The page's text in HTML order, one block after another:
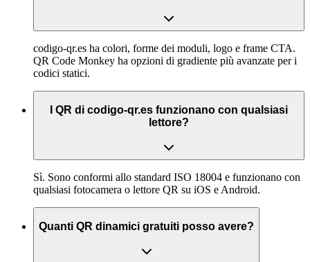
codigo-qr.es ha colori, forme dei moduli, logo e frame CTA.
QR Code Monkey ha opzioni di gradiente più avanzate per i
codici statici.
I QR di codigo-qr.es funzionano con qualsiasi
lettore?
Sì. Sono conformi allo standard ISO 18004 e funzionano con
qualsiasi fotocamera o lettore QR su iOS e Android.
Quanti QR dinamici gratuiti posso avere?